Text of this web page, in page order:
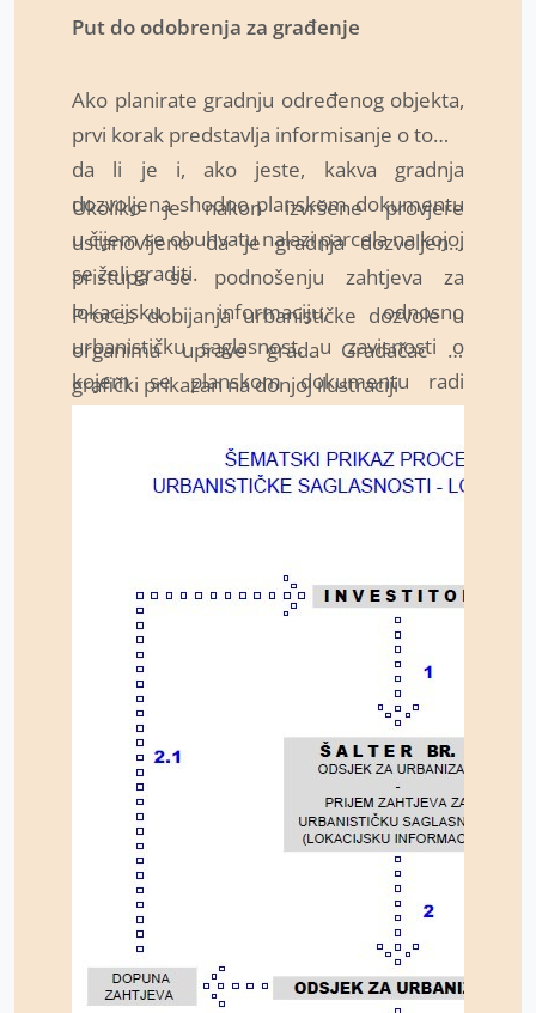
Put do odobrenja za građenje
Ako planirate gradnju određenog objekta,
prvi korak predstavlja informisanje o tome
da li je i, ako jeste, kakva gradnja
dozvoljena shodno planskom dokumentu
u čijem se obuhvatu nalazi parcela na kojoj
se želi graditi.
Ukoliko je nakon izvršene provjere
ustanovljeno da je gradnja dozvoljena,
pristupa se podnošenju zahtjeva za
lokacijsku informaciju, odnosno
urbanističku saglasnost, u zavisnosti o
kojem se planskom dokumentu radi
Proces dobijanja urbanističke dozvole u
organima uprave grada Gradačac je
grafički prikazan na donjoj ilustraciji